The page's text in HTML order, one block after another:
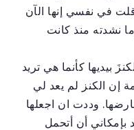
في نفسي إنها الآن
نشدته منذ كانت
بيديها كأنما هي تريد
إن الكنز لم يعد لي
وددت ان اجعلها
بإمكاني أن أتحمل